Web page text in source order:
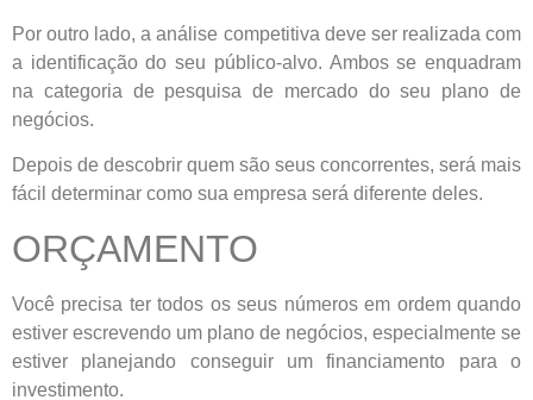
Por outro lado, a análise competitiva deve ser realizada com
a identificação do seu público-alvo. Ambos se enquadram
na categoria de pesquisa de mercado do seu plano de
negócios.
Depois de descobrir quem são seus concorrentes, será mais
fácil determinar como sua empresa será diferente deles.
ORÇAMENTO
Você precisa ter todos os seus números em ordem quando
estiver escrevendo um plano de negócios, especialmente se
estiver planejando conseguir um financiamento para o
investimento.